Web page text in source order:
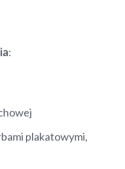
:
plakatowymi,